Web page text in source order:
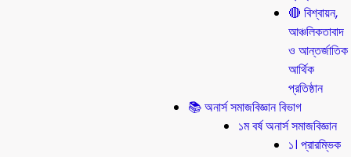
🔴 বিশ্বায়ন,
আঞ্চলিকতাবাদ
ও আন্তর্জাতিক
আর্থিক
প্রতিষ্ঠান
📚 অনার্স সমাজবিজ্ঞান বিভাগ
১ম বর্ষ অনার্স সমাজবিজ্ঞান
১। প্রারম্ভিক